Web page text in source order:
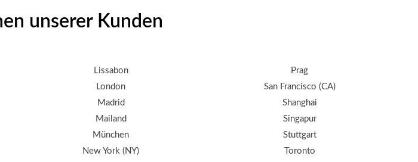
unserer Kunden
Lissabon
London
Madrid
Mailand
München
New York (NY)
Prag
San Francisco (CA)
Shanghai
Singapur
Stuttgart
Toronto